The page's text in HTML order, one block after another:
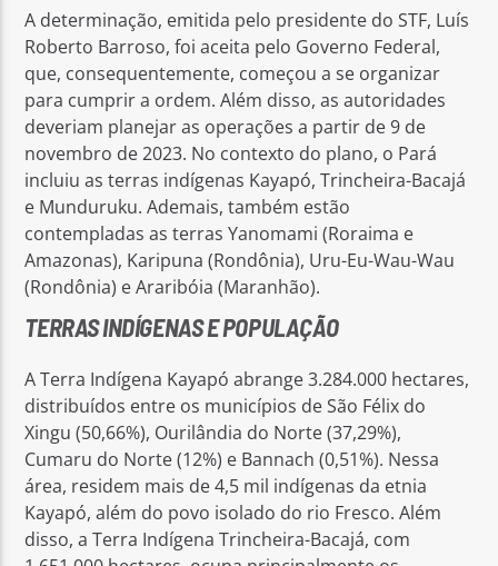
A determinação, emitida pelo presidente do STF, Luís
Roberto Barroso, foi aceita pelo Governo Federal,
que, consequentemente, começou a se organizar
para cumprir a ordem. Além disso, as autoridades
deveriam planejar as operações a partir de 9 de
novembro de 2023. No contexto do plano, o Pará
incluiu as terras indígenas Kayapó, Trincheira-Bacajá
e Munduruku. Ademais, também estão
contempladas as terras Yanomami (Roraima e
Amazonas), Karipuna (Rondônia), Uru-Eu-Wau-Wau
(Rondônia) e Araribóia (Maranhão).
TERRAS INDÍGENAS E POPULAÇÃO
A Terra Indígena Kayapó abrange 3.284.000 hectares,
distribuídos entre os municípios de São Félix do
Xingu (50,66%), Ourilândia do Norte (37,29%),
Cumaru do Norte (12%) e Bannach (0,51%). Nessa
área, residem mais de 4,5 mil indígenas da etnia
Kayapó, além do povo isolado do rio Fresco. Além
disso, a Terra Indígena Trincheira-Bacajá, com